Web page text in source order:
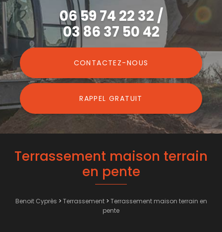
06 59 74 22 32 /
03 86 37 50 42
CONTACTEZ-NOUS
RAPPEL GRATUIT
Terrassement maison terrain
en pente
Benoit Cyprès > Terrassement> Terrassement maison terrain en
pente